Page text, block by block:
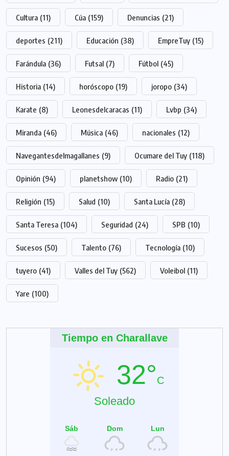
Cultura (11) Cúa (159) Denuncias (21)
deportes (211) Educación (38) EmpreTuy (15)
Farándula (36) Futsal (7) Fútbol (45)
Historia (14) horóscopo (19) joropo (34)
Karate (8) Leonesdelcaracas (11) Lvbp (34)
Miranda (46) Música (46) nacionales (12)
Navegantesdelmagallanes (9) Ocumare del Tuy (118)
Opinión (94) planetshow (10) Radio (21)
Religión (15) Salud (10) Santa Lucía (28)
Santa Teresa (104) Seguridad (24) SPB (10)
Sucesos (50) Talento (76) Tecnología (10)
tuyero (41) Valles del Tuy (562) Voleibol (11)
Yare (100)
Tiempo en Charallave
32°C
Soleado
Sáb Dom Lun